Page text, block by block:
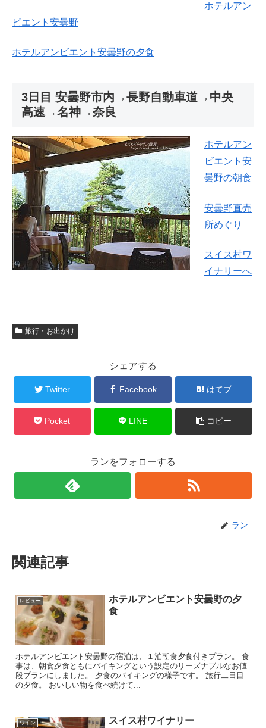
ホテルアン
ビエント安曇野
ホテルアンビエント安曇野の夕食
3日目 安曇野市内→長野自動車道→中央
高速→名神→奈良
ホテルアン
ビエント安
曇野の朝食
安曇野直売
所めぐり
スイス村ワ
イナリーへ
旅行・お出かけ
シェアする
Twitter Facebook はてブ
Pocket LINE コピー
ランをフォローする
ラン
関連記事
レビュー
ホテルアンビエント安曇野の夕
食
ホテルアンビエント安曇野の宿泊は、１泊朝食夕食付きプラン。 食
事は、朝食夕食ともにバイキングという設定のリーズナブルなお値
段プランにしました。 夕食のバイキングの様子です。 旅行二日目
の夕食。 おいしい物を食べ続けて...
ワイン スイス村ワイナリー